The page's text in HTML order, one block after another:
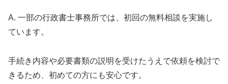
A. 一部の行政書士事務所では、初回の無料相談を実施し
ています。
手続き内容や必要書類の説明を受けたうえで依頼を検討で
きるため、初めての方にも安心です。